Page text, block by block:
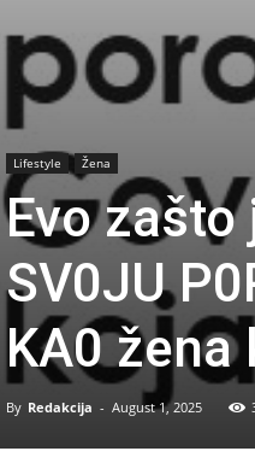
Lifestyle Žena
Evo zašto
SV0JU
KA0 žena
By Redakcija - August 1, 2025